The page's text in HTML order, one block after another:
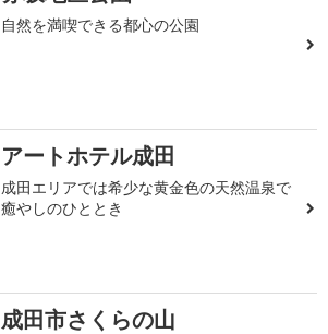
自然を満喫できる都心の公園
アートホテル成田
成田エリアでは希少な黄金色の天然温泉で
癒やしのひととき
成田市さくらの山